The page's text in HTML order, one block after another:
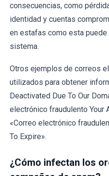
consecuencias, como
identidad y cuentas
en estafas como esta
sistema.
Otros ejemplos de correos
utilizados para obtener
Deactivated Due To Our
electrónico fraudulento Your
«Correo electrónico
To Expire».
¿Cómo infectan los